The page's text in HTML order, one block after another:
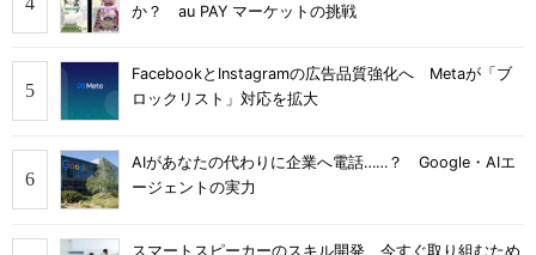
か？ au PAY マーケットの挑戦
FacebookとInstagramの広告品質強化へ Metaが「ブ
ロックリスト」対応を拡大
AIがあなたの代わりに企業へ電話……？ Google・AIエ
ージェントの実力
スマートスピーカーのスキル開発、今すぐ取り組むため